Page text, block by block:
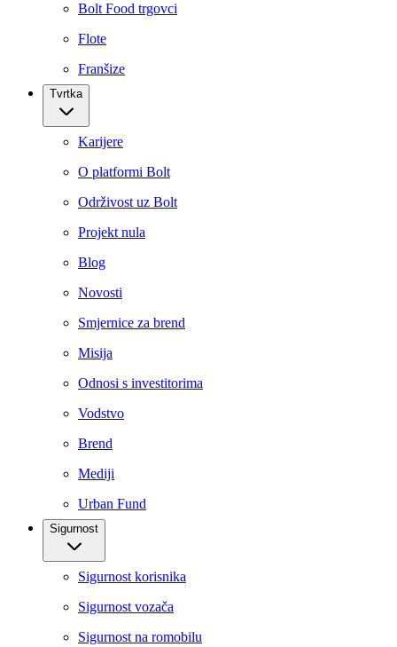
Bolt Food trgovci
Flote
Franšize
Tvrtka
Karijere
O platformi Bolt
Održivost uz Bolt
Projekt nula
Blog
Novosti
Smjernice za brend
Misija
Odnosi s investitorima
Vodstvo
Brend
Mediji
Urban Fund
Sigurnost
Sigurnost korisnika
Sigurnost vozača
Sigurnost na romobilu